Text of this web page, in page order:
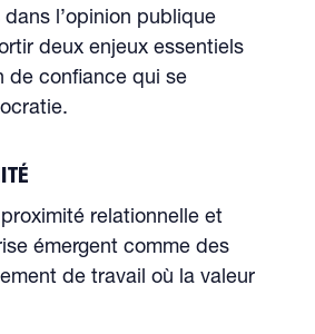
l’opinion publique
deux enjeux essentiels
de confiance qui se
relationnelle et
émergent comme des
de travail où la valeur